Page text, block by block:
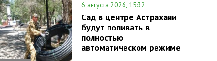
6 августа 2026, 15:32
Сад в центре Астрахани
будут поливать в
полностью
автоматическом режиме